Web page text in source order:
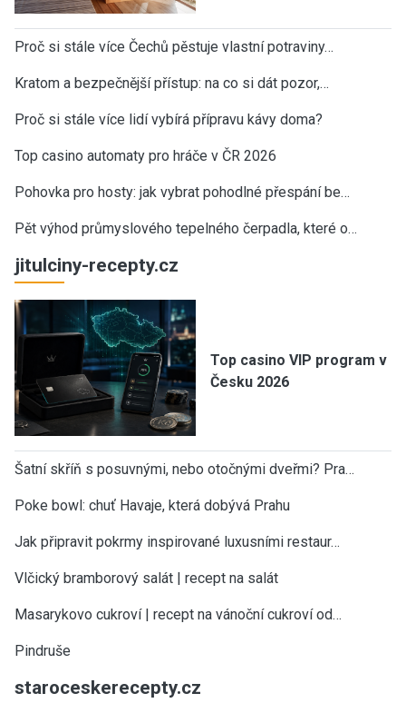
Proč si stále více Čechů pěstuje vlastní potraviny…
Kratom a bezpečnější přístup: na co si dát pozor,…
Proč si stále více lidí vybírá přípravu kávy doma?
Top casino automaty pro hráče v ČR 2026
Pohovka pro hosty: jak vybrat pohodlné přespání be…
Pět výhod průmyslového tepelného čerpadla, které o…
jitulciny-recepty.cz
Top casino VIP program v
Česku 2026
Šatní skříň s posuvnými, nebo otočnými dveřmi? Pra…
Poke bowl: chuť Havaje, která dobývá Prahu
Jak připravit pokrmy inspirované luxusními restaur…
Vlčický bramborový salát | recept na salát
Masarykovo cukroví | recept na vánoční cukroví od…
Pindruše
staroceskerecepty.cz